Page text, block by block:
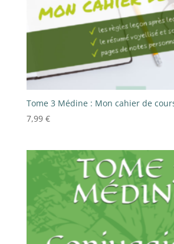
Tome 3 Médine : Mon cahier de
7,99 €